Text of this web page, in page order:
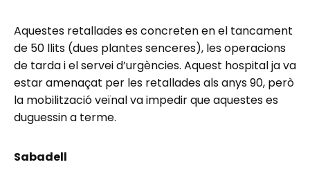
Aquestes retallades es concreten en el tancament
de 50 llits (dues plantes senceres), les operacions
de tarda i el servei d’urgències. Aquest hospital ja va
estar amenaçat per les retallades als anys 90, però
la mobilització veïnal va impedir que aquestes es
duguessin a terme.
Sabadell